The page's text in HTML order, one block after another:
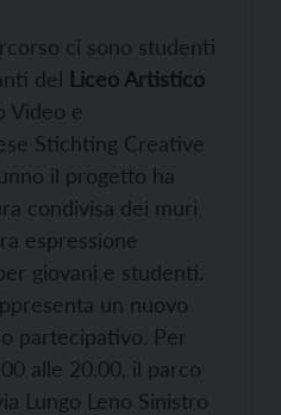
ci sono studenti
del Liceo Artistico
Video e
Stichting Creative
il progetto ha
condivisa dei muri
espressione
giovani e studenti.
un nuovo
partecipativo. Per
alle 20.00, il parco
Lungo Leno Sinistro